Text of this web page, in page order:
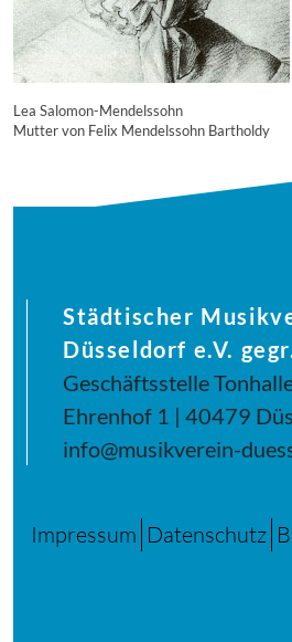
Lea Salomon-Mendelssohn
Mutter von Felix Mendelssohn Bartholdy
Städtischer
Düsseldorf e.V.
Geschäftsstelle
Ehrenhof 1 | 40479
info@musikverein-
Impressum Datenschutz